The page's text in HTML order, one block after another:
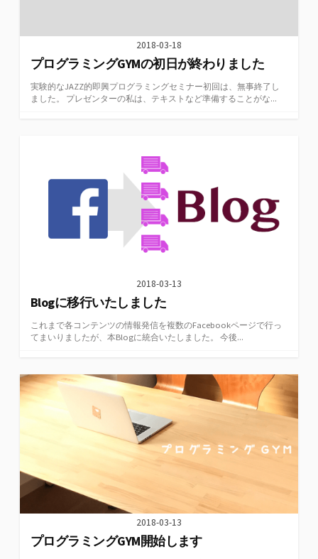
2018-03-18
プログラミングGYMの初日が終わりました
実験的なJAZZ的即興プログラミングセミナー初回は、無事終了し
ました。 プレゼンターの私は、テキストなど準備することがな...
2018-03-13
Blogに移行いたしました
これまで各コンテンツの情報発信を複数のFacebookページで行っ
てまいりましたが、本Blogに統合いたしました。 今後...
2018-03-13
プログラミングGYM開始します